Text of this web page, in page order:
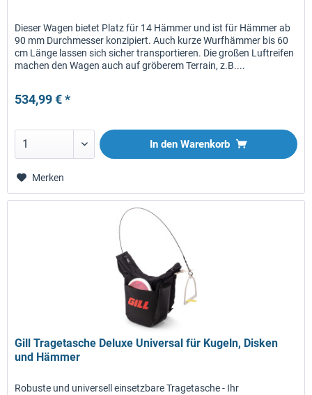
Dieser Wagen bietet Platz für 14 Hämmer und ist für Hämmer ab
90 mm Durchmesser konzipiert. Auch kurze Wurfhämmer bis 60
cm Länge lassen sich sicher transportieren. Die großen Luftreifen
machen den Wagen auch auf gröberem Terrain, z.B....
534,99 € *
In den Warenkorb
Merken
Gill Tragetasche Deluxe Universal für Kugeln, Disken
und Hämmer
Robuste und universell einsetzbare Tragetasche - Ihr